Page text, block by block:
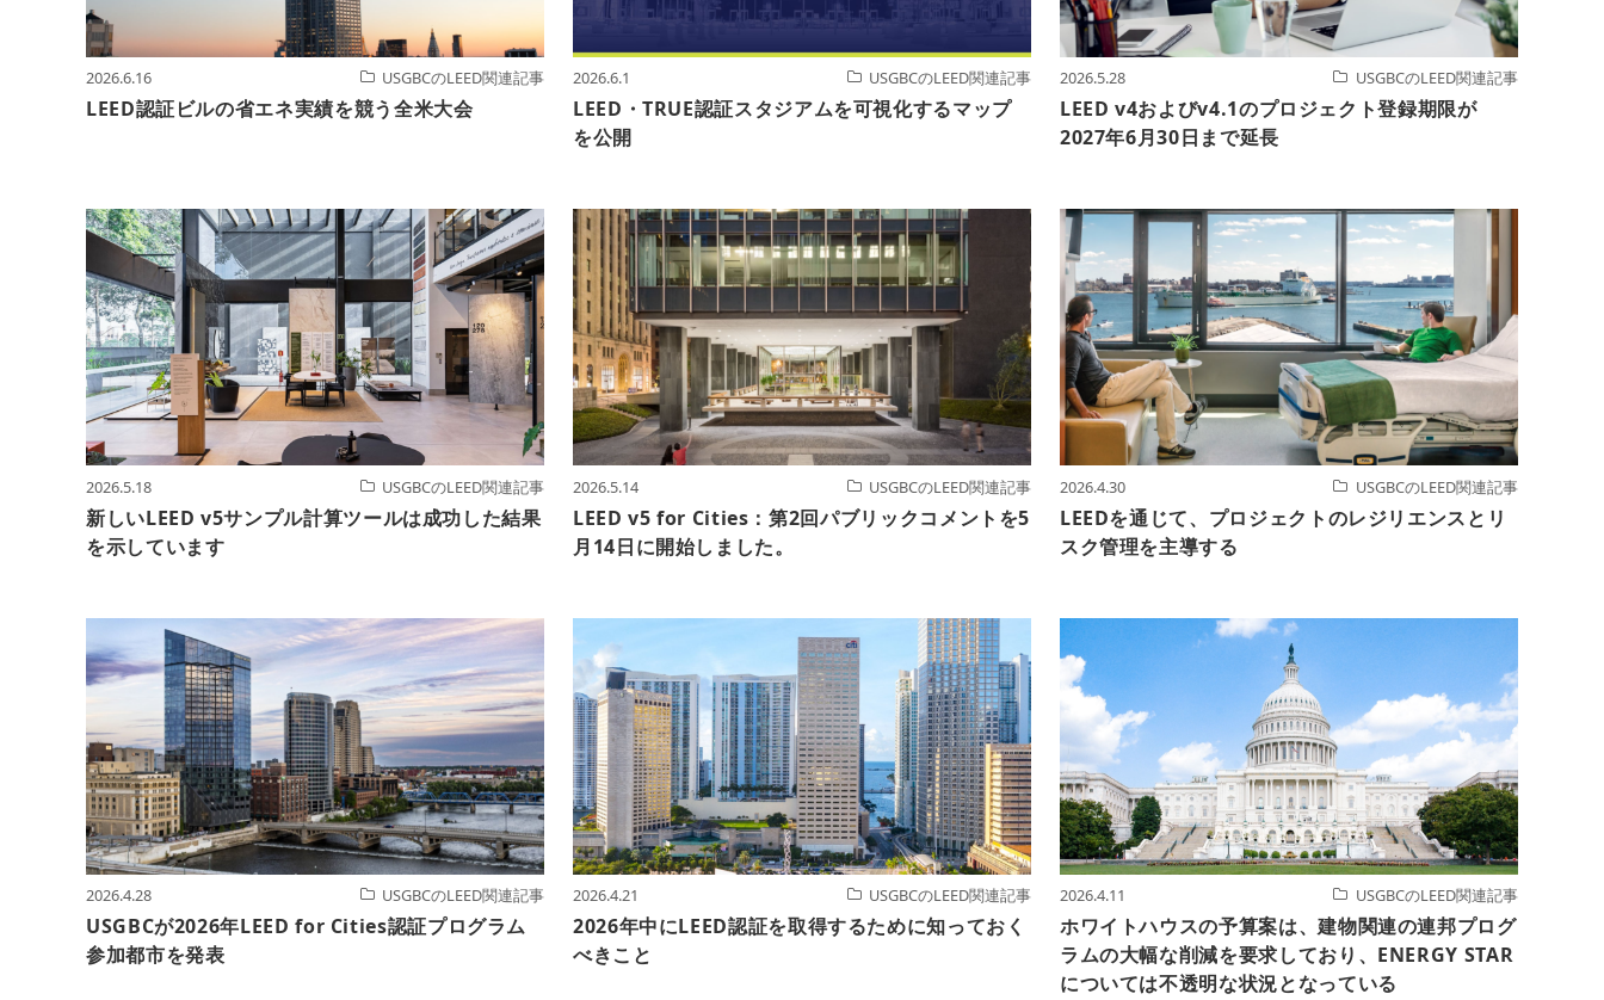
2026.6.16 USGBCのLEED関連記事
LEED認証ビルの省エネ実績を競う全米大会
2026.6.1 USGBCのLEED関連記事
LEED・TRUE認証スタジアムを可視化するマップ
を公開
2026.5.28 USGBCのLEED関連記事
LEED v4およびv4.1のプロジェクト登録期限が
2027年6月30日まで延長
2026.5.18 USGBCのLEED関連記事
新しいLEED v5サンプル計算ツールは成功した結果
を示しています
2026.5.14 USGBCのLEED関連記事
LEED v5 for Cities：第2回パブリックコメントを5
月14日に開始しました。
2026.4.30 USGBCのLEED関連記事
LEEDを通じて、プロジェクトのレジリエンスとリ
スク管理を主導する
2026.4.28 USGBCのLEED関連記事
USGBCが2026年LEED for Cities認証プログラム
参加都市を発表
2026.4.21 USGBCのLEED関連記事
2026年中にLEED認証を取得するために知っておく
べきこと
2026.4.11 USGBCのLEED関連記事
ホワイトハウスの予算案は、建物関連の連邦プログ
ラムの大幅な削減を要求しており、ENERGY STAR
については不透明な状況となっている